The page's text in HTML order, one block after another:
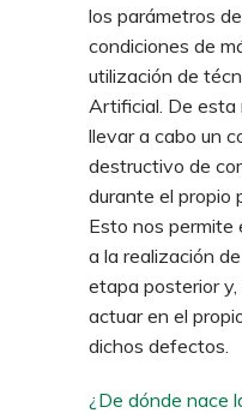
los parámetros
condiciones de
utilización de
Artificial. De esta
llevar a cabo un
destructivo de
durante el propio
Esto nos permite
a la realización
etapa posterior
actuar en el
dichos defectos.
¿De dónde nace